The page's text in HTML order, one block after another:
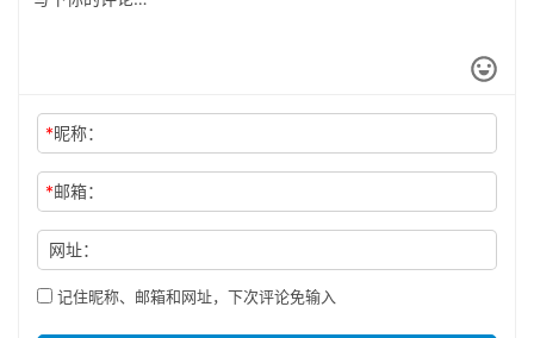
*昵称：
*邮箱：
网址：
记住昵称、邮箱和网址，下次评论免输入